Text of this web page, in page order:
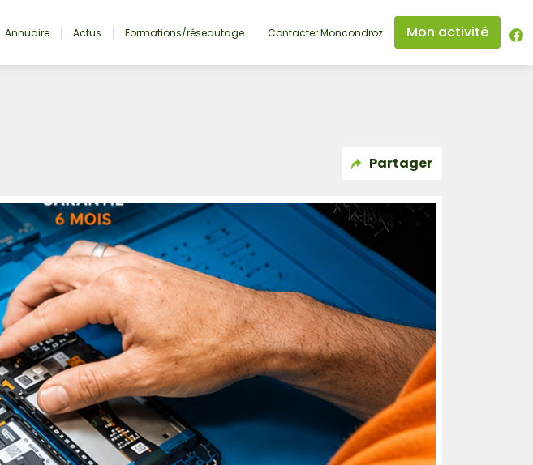
Annuaire Actus Formations/réseautage Contacter Moncondroz Mon activité
Partager